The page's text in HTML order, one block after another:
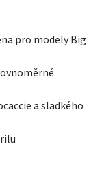
pro modely Big
a sladkého